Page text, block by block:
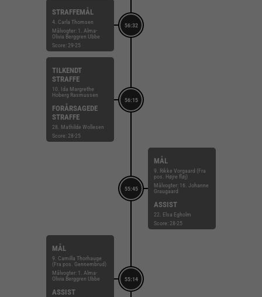
56:32
STRAFFEMÅL
4. Carla Thomsen
Målvogter: 1. Alma-
Olivia Berggren Ubbe
Score: 29-25
56:15
TILKENDT
STRAFFE
10. Ida Margrethe
Hoberg Rasmussen
FORÅRSAGEDE
STRAFFE
28. Mathilde Wollesen
Score: 28-25
55:45
MÅL
9. Rikke Vorgaard (Fra
pos. Højre fløj)
Målvogter: 16. Johanne
Graugaard
ASSIST
22. Elsa Egholm
Score: 28-25
55:14
MÅL
9. Camilla Thorhauge
(Fra pos. Gennembrud)
Målvogter: 1. Alma-
Olivia Berggren Ubbe
ASSIST